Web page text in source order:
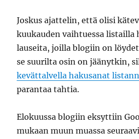
Joskus ajattelin, että olisi
kuukauden vaihtuessa listailla
lauseita, joilla blogiin on
se suurilta osin on jäänytkin,
kevättalvella hakusanat
parantaa tahtia.
Elokuussa blogiin eksyttiin
mukaan muun muassa